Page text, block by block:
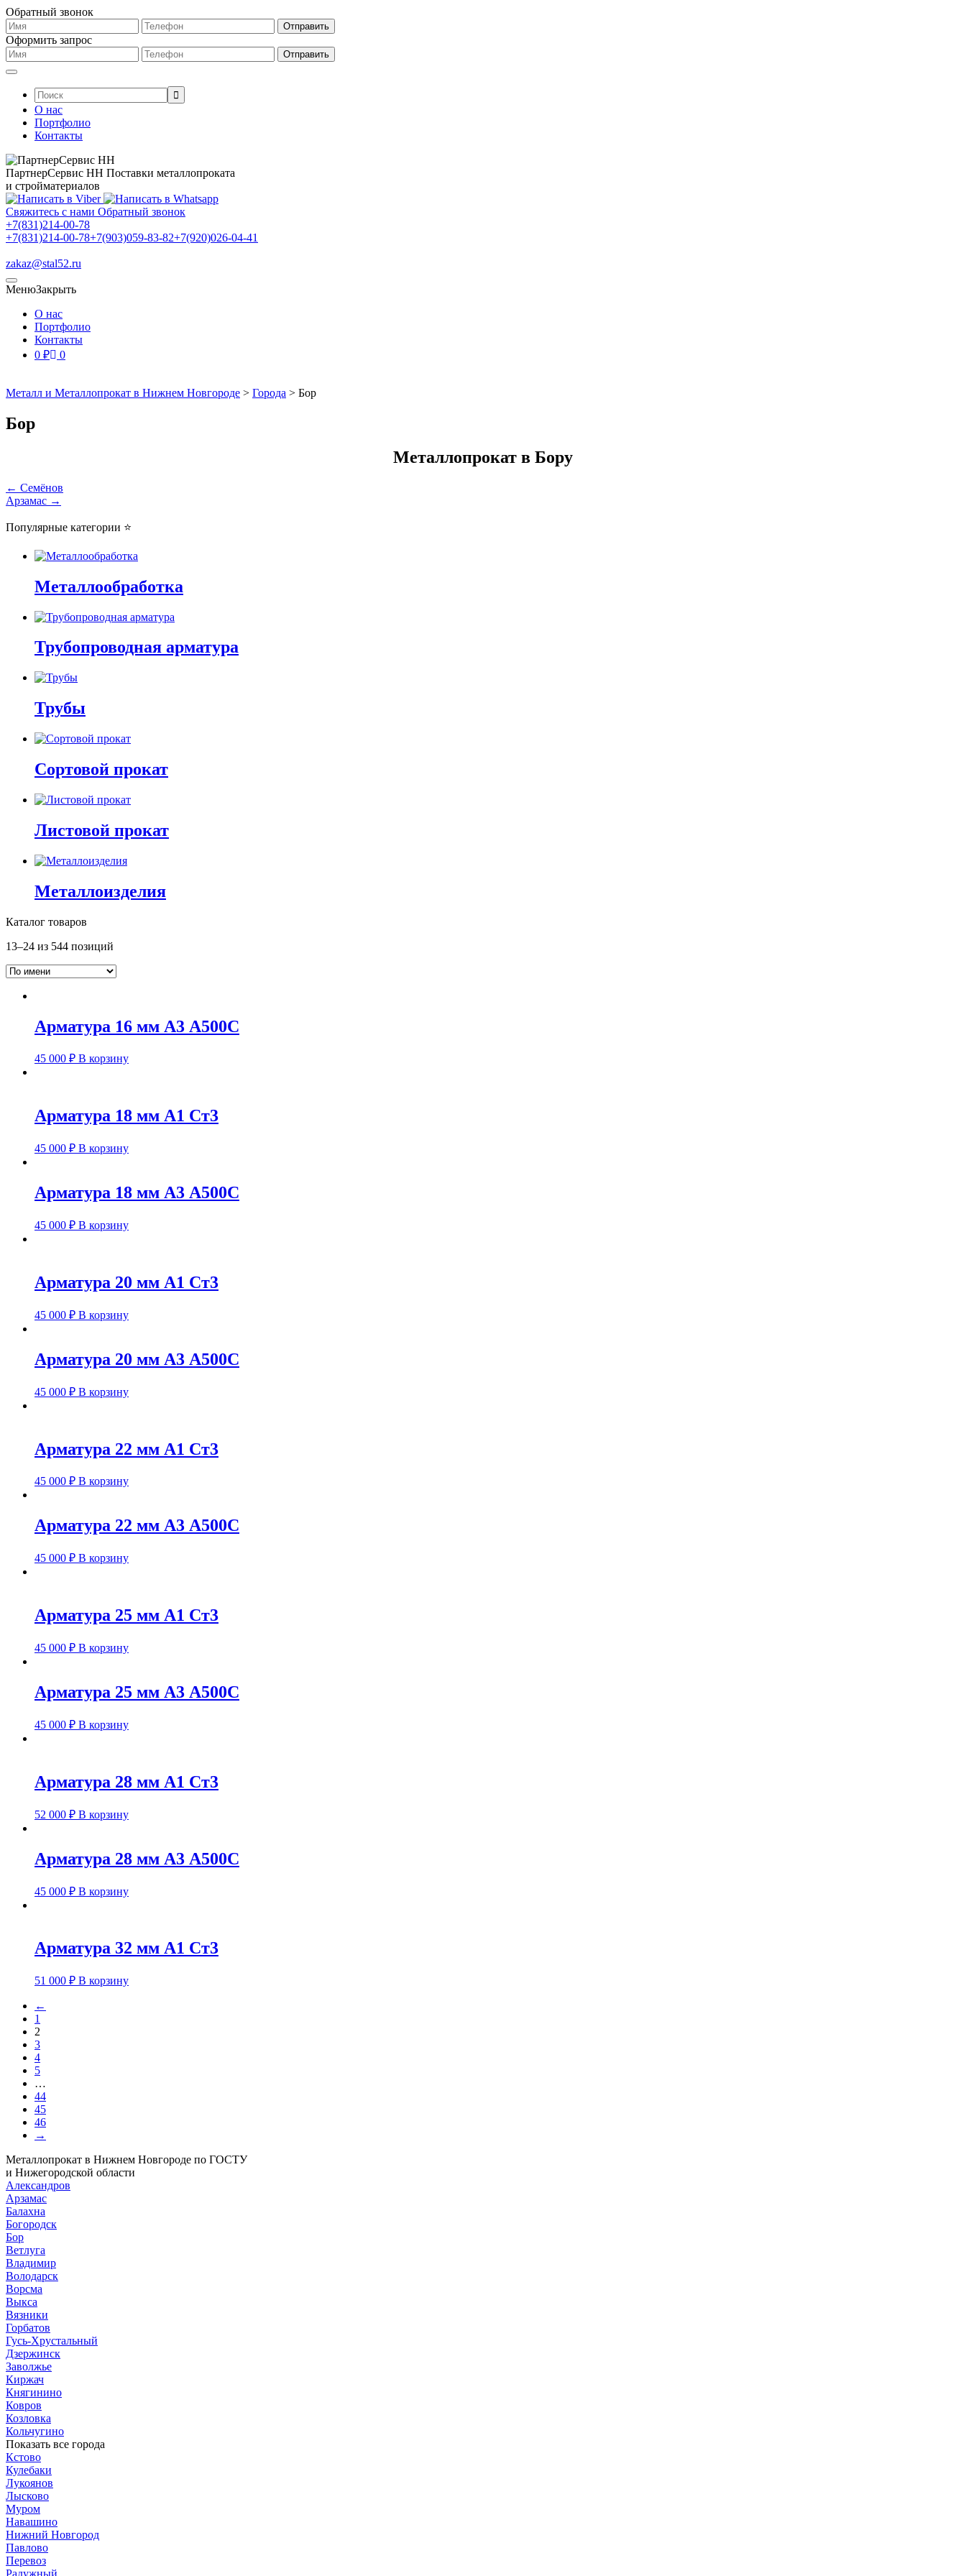
Обратный звонок
Оформить запрос
Поиск:
О нас
Портфолио
Контакты
ПартнерСервис НН Поставки металлопроката
и стройматериалов
Свяжитесь с нами Обратный звонок
+7(831)214-00-78
+7(831)214-00-78+7(903)059-83-82+7(920)026-04-41
zakaz@stal52.ru
МенюЗакрыть
О нас
Портфолио
Контакты
0 ₽ 0
Металл и Металлопрокат в Нижнем Новгороде > Города > Бор
Бор
Металлопрокат в Бору
Навигация
по
записям
← Семёнов
Арзамас →
Популярные категории ⭐
Металлообработка
Трубопроводная арматура
Трубы
Сортовой прокат
Листовой прокат
Металлоизделия
Каталог товаров
13–24 из 544 позиций
Арматура 16 мм А3 А500С
45 000 ₽ В корзину
Арматура 18 мм А1 Ст3
45 000 ₽ В корзину
Арматура 18 мм А3 А500С
45 000 ₽ В корзину
Арматура 20 мм А1 Ст3
45 000 ₽ В корзину
Арматура 20 мм А3 А500С
45 000 ₽ В корзину
Арматура 22 мм А1 Ст3
45 000 ₽ В корзину
Арматура 22 мм А3 А500С
45 000 ₽ В корзину
Арматура 25 мм А1 Ст3
45 000 ₽ В корзину
Арматура 25 мм А3 А500С
45 000 ₽ В корзину
Арматура 28 мм А1 Ст3
52 000 ₽ В корзину
Арматура 28 мм А3 А500С
45 000 ₽ В корзину
Арматура 32 мм А1 Ст3
51 000 ₽ В корзину
←
1
2
3
4
5
…
44
45
46
→
Металлопрокат в Нижнем Новгороде по ГОСТУ
и Нижегородской области
Александров
Арзамас
Балахна
Богородск
Бор
Ветлуга
Владимир
Володарск
Ворсма
Выкса
Вязники
Горбатов
Гусь-Хрустальный
Дзержинск
Заволжье
Киржач
Княгинино
Ковров
Козловка
Кольчугино
Показать все города
Кстово
Кулебаки
Лукоянов
Лысково
Муром
Навашино
Нижний Новгород
Павлово
Перевоз